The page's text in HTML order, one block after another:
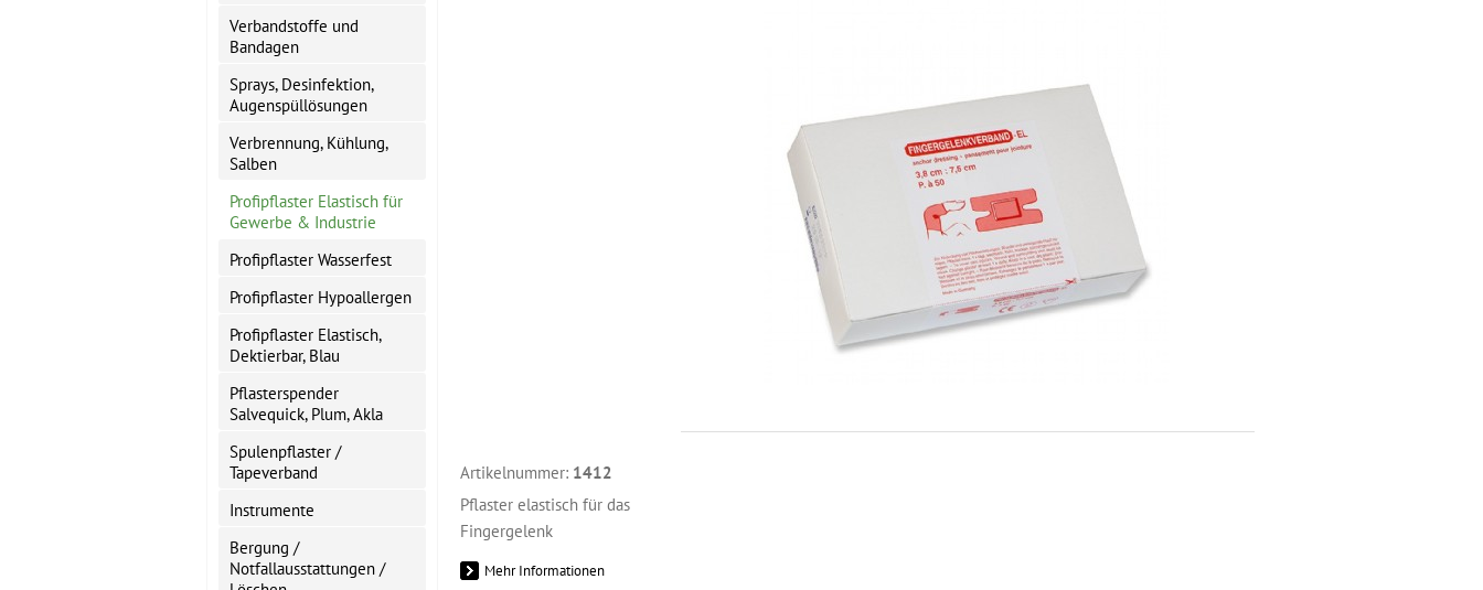
Verbandstoffe und
Bandagen
Sprays, Desinfektion,
Augenspüllösungen
Verbrennung, Kühlung,
Salben
Profipflaster Elastisch für
Gewerbe & Industrie
Profipflaster Wasserfest
Profipflaster Hypoallergen
Profipflaster Elastisch,
Dektierbar, Blau
Pflasterspender
Salvequick, Plum, Akla
Spulenpflaster /
Tapeverband
Instrumente
Bergung /
Notfallausstattungen /
Artikelnummer: 1412
Pflaster elastisch für das
Fingergelenk
Mehr Informationen